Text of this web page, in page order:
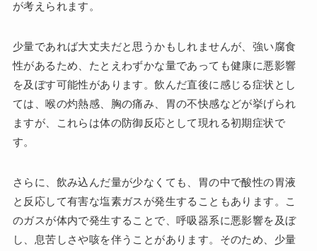
が考えられます。
少量であれば大丈夫だと思うかもしれませんが、強い腐食
性があるため、たとえわずかな量であっても健康に悪影響
を及ぼす可能性があります。飲んだ直後に感じる症状とし
ては、喉の灼熱感、胸の痛み、胃の不快感などが挙げられ
ますが、これらは体の防御反応として現れる初期症状で
す。
さらに、飲み込んだ量が少なくても、胃の中で酸性の胃液
と反応して有害な塩素ガスが発生することもあります。こ
のガスが体内で発生することで、呼吸器系に悪影響を及ぼ
し、息苦しさや咳を伴うことがあります。そのため、少量